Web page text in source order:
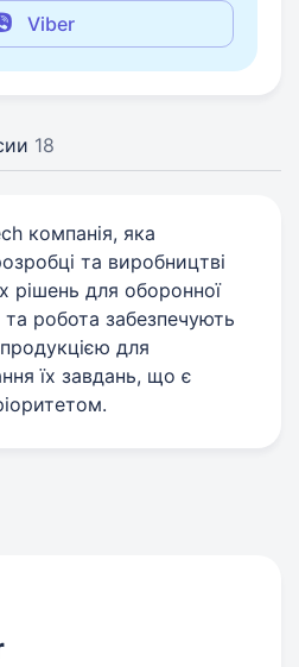
Viber
18
компанія, яка
та виробництві
рішень для оборонної
та робота забезпечують
для
їх завдань, що є